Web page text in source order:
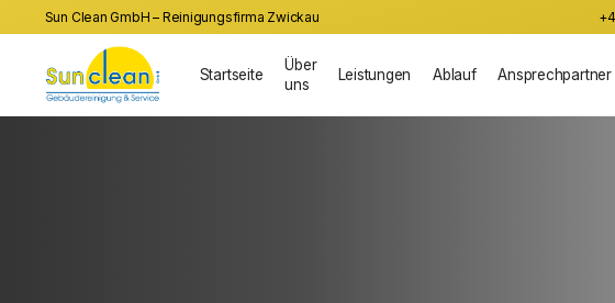
Sun Clean GmbH – Reinigungsfirma Zwickau
Startseite
Über
uns
Leistungen Ablauf Ansprechpartner